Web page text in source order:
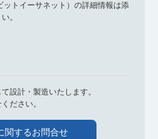
ットイーサネット）の詳細情報は添
。
設計・製造いたします。
ださい。
関するお問合せ